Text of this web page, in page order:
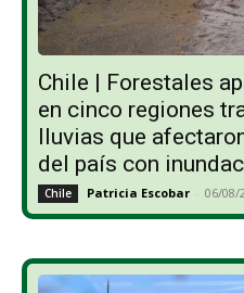
Chile | Forestales
en cinco regiones
lluvias que
del país con
Chile Patricia Escobar - 06/08/